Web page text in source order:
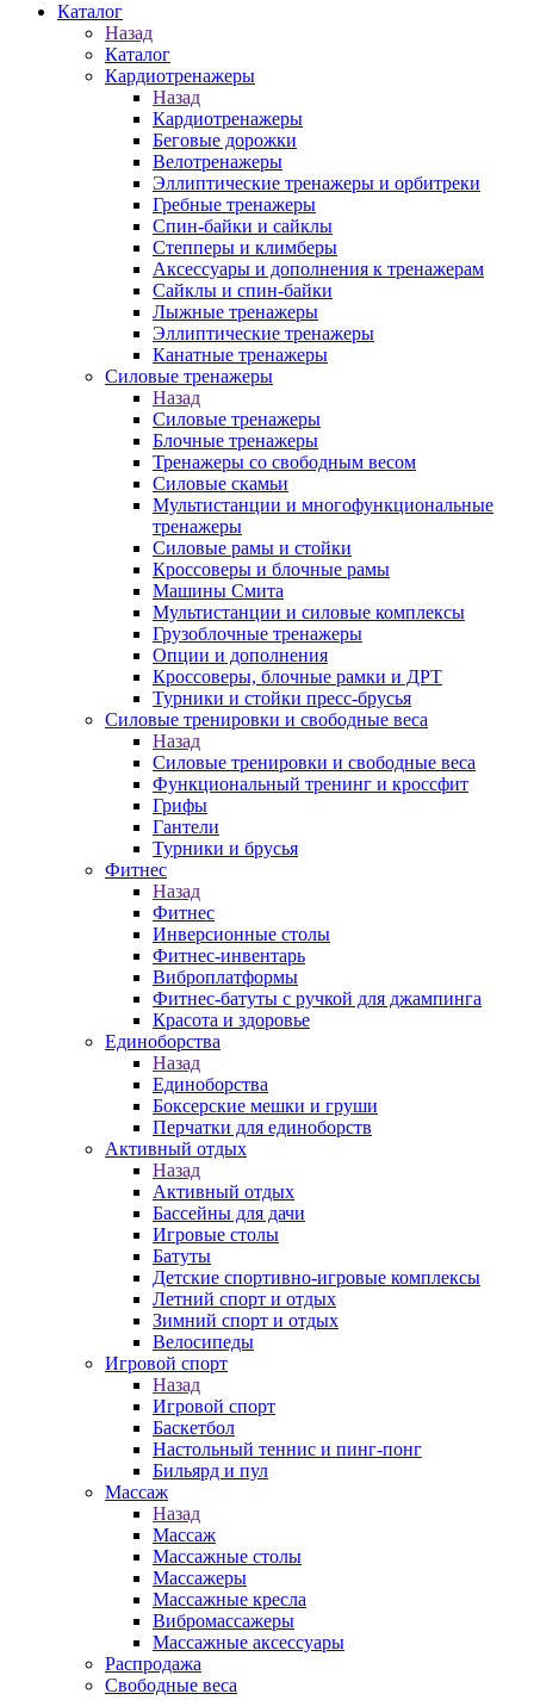
Каталог
Назад
Каталог
Кардиотренажеры
Назад
Кардиотренажеры
Беговые дорожки
Велотренажеры
Эллиптические тренажеры и орбитреки
Гребные тренажеры
Спин-байки и сайклы
Степперы и климберы
Аксессуары и дополнения к тренажерам
Сайклы и спин-байки
Лыжные тренажеры
Эллиптические тренажеры
Канатные тренажеры
Силовые тренажеры
Назад
Силовые тренажеры
Блочные тренажеры
Тренажеры со свободным весом
Силовые скамьи
Мультистанции и многофункциональные
тренажеры
Силовые рамы и стойки
Кроссоверы и блочные рамы
Машины Смита
Мультистанции и силовые комплексы
Грузоблочные тренажеры
Опции и дополнения
Кроссоверы, блочные рамки и ДРТ
Турники и стойки пресс-брусья
Силовые тренировки и свободные веса
Назад
Силовые тренировки и свободные веса
Функциональный тренинг и кроссфит
Грифы
Гантели
Турники и брусья
Фитнес
Назад
Фитнес
Инверсионные столы
Фитнес-инвентарь
Виброплатформы
Фитнес-батуты с ручкой для джампинга
Красота и здоровье
Единоборства
Назад
Единоборства
Боксерские мешки и груши
Перчатки для единоборств
Активный отдых
Назад
Активный отдых
Бассейны для дачи
Игровые столы
Батуты
Детские спортивно-игровые комплексы
Летний спорт и отдых
Зимний спорт и отдых
Велосипеды
Игровой спорт
Назад
Игровой спорт
Баскетбол
Настольный теннис и пинг-понг
Бильярд и пул
Массаж
Назад
Массаж
Массажные столы
Массажеры
Массажные кресла
Вибромассажеры
Массажные аксессуары
Распродажа
Свободные веса